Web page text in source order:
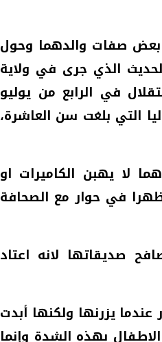
بعض صفات والدهما وحول
الذي جرى في ولاية
في الرابع من يوليو
التي بلغت سن العاشرة،
لا يهبن الكاميرات او
في حوار مع الصحافة
صديقاتها لانه اعتاد
يزرنها ولكنها أبدت
بهذه الشدة وإنما
وإجابات